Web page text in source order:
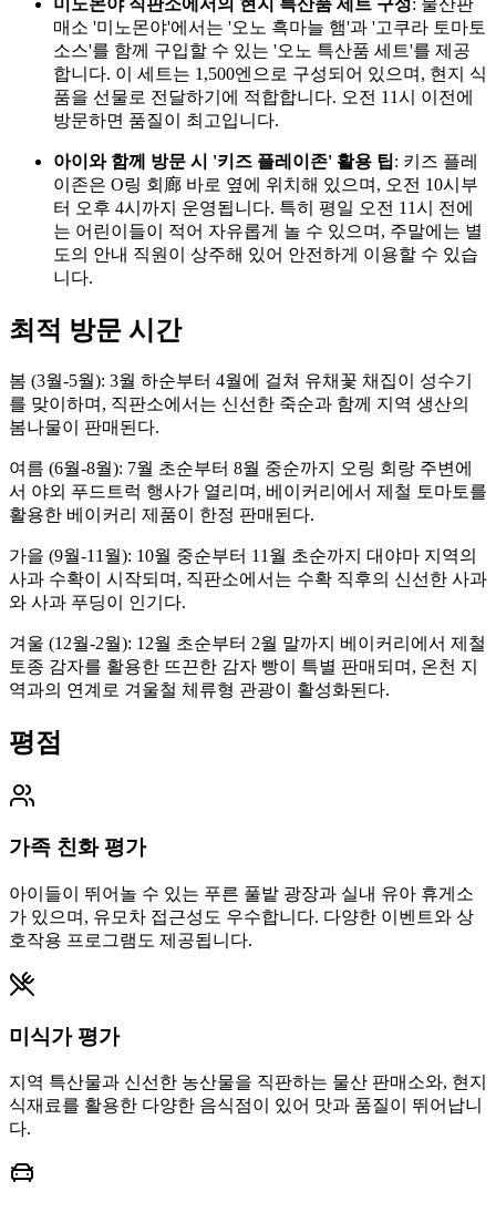
미노몬야 직판소에서의 현지 특산품 세트 구성: 물산판
매소 '미노몬야'에서는 '오노 흑마늘 햄'과 '고쿠라 토마토
소스'를 함께 구입할 수 있는 '오노 특산품 세트'를 제공
합니다. 이 세트는 1,500엔으로 구성되어 있으며, 현지 식
품을 선물로 전달하기에 적합합니다. 오전 11시 이전에
방문하면 품질이 최고입니다.
아이와 함께 방문 시 '키즈 플레이존' 활용 팁: 키즈 플레
이존은 O링 회廊 바로 옆에 위치해 있으며, 오전 10시부
터 오후 4시까지 운영됩니다. 특히 평일 오전 11시 전에
는 어린이들이 적어 자유롭게 놀 수 있으며, 주말에는 별
도의 안내 직원이 상주해 있어 안전하게 이용할 수 있습
니다.
최적 방문 시간
봄 (3월-5월): 3월 하순부터 4월에 걸쳐 유채꽃 채집이 성수기
를 맞이하며, 직판소에서는 신선한 죽순과 함께 지역 생산의
봄나물이 판매된다.
여름 (6월-8월): 7월 초순부터 8월 중순까지 오링 회랑 주변에
서 야외 푸드트럭 행사가 열리며, 베이커리에서 제철 토마토를
활용한 베이커리 제품이 한정 판매된다.
가을 (9월-11월): 10월 중순부터 11월 초순까지 대야마 지역의
사과 수확이 시작되며, 직판소에서는 수확 직후의 신선한 사과
와 사과 푸딩이 인기다.
겨울 (12월-2월): 12월 초순부터 2월 말까지 베이커리에서 제철
토종 감자를 활용한 뜨끈한 감자 빵이 특별 판매되며, 온천 지
역과의 연계로 겨울철 체류형 관광이 활성화된다.
평점
가족 친화 평가
아이들이 뛰어놀 수 있는 푸른 풀밭 광장과 실내 유아 휴게소
가 있으며, 유모차 접근성도 우수합니다. 다양한 이벤트와 상
호작용 프로그램도 제공됩니다.
미식가 평가
지역 특산물과 신선한 농산물을 직판하는 물산 판매소와, 현지
식재료를 활용한 다양한 음식점이 있어 맛과 품질이 뛰어납니
다.